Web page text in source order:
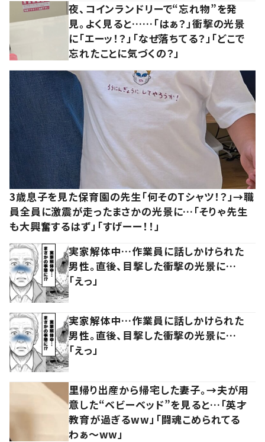
夜、コインランドリーで“忘れ物”を発
見。よく見ると……「はぁ？」衝撃の光景
に「エーッ！？」「なぜ落ちてる？」「どこで
忘れたことに気づくの？」
3歳息子を見た保育園の先生「何そのTシャツ！？」→職
員全員に激震が走ったまさかの光景に…「そりゃ先生
も大興奮するはず」「すげーー！！」
実家解体中…作業員に話しかけられた
男性。直後、目撃した衝撃の光景に…
「えっ」
実家解体中…作業員に話しかけられた
男性。直後、目撃した衝撃の光景に…
「えっ」
里帰り出産から帰宅した妻子。→夫が用
意した“ベビーベッド”を見ると…「英才
教育が過ぎるww」「闘魂こめられてる
わぁ～ww」